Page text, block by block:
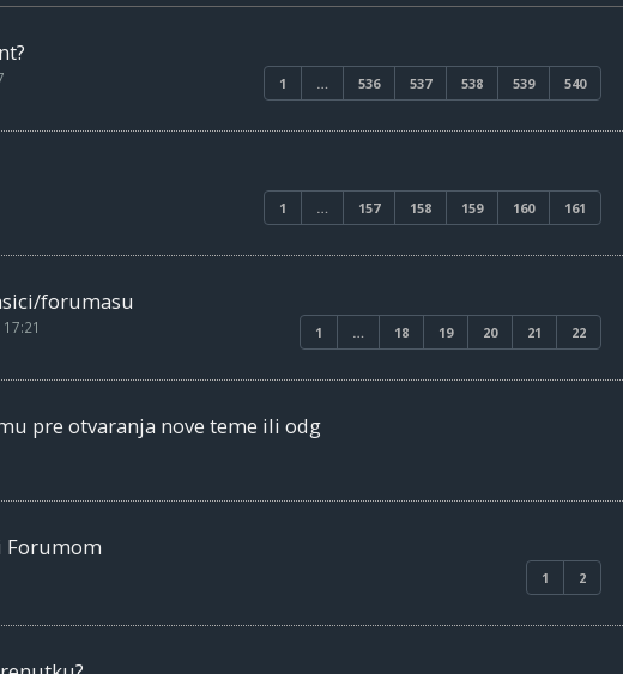
1 … 536 537 538 539 540
1 … 157 158 159 160 161
forumasu
1 … 18 19 20 21 22
pre otvaranja nove teme ili odg
Forumom
1 2